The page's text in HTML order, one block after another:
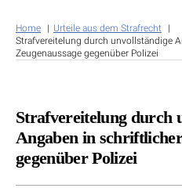
Home
Urteile aus dem Strafrecht
Strafvereitelung durch unvollständige
Zeugenaussage gegenüber Polizei
Strafvereitelung durch
Angaben in
gegenüber Polizei